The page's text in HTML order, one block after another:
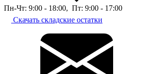
Пн-Чт: 9:00 - 18:00, Пт: 9:00 - 17:00
Скачать складские остатки